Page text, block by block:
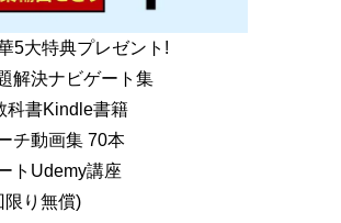
5大特典プレゼント!
解決ナビゲート集
科書Kindle書籍
チ動画集 70本
トUdemy講座
限り無償)